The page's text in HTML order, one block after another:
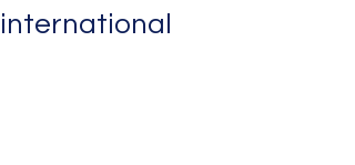
international